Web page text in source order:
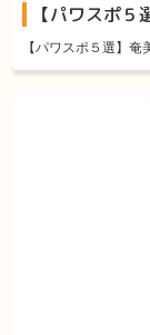
【パワスポ５選】